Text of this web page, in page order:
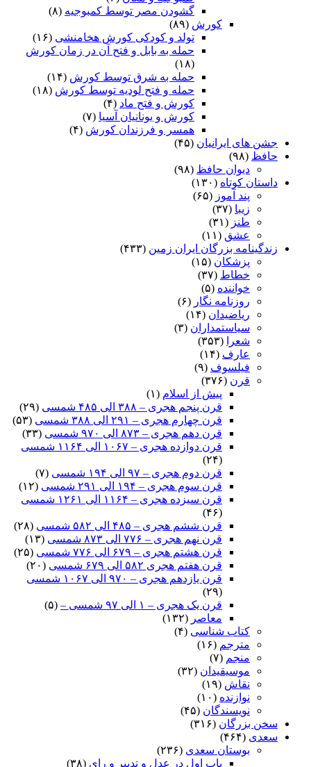
گشودن مصر توسط کمبوجیه (۸)
کورش (۸۹)
تولد و کودکی کورش هخامنشی (۱۶)
حمله به بابل و فتح آن در زمان کورش
(۱۸)
حمله به شرق توسط کورش (۱۴)
حمله و فتح لودیه توسط کورش (۱۸)
کورش و فتح ماد (۴)
کورش و یونانیان آسیا (۷)
همسر و فرزندان کورش (۴)
جشن های ایرانیان (۴۵)
حافظ (۹۸)
دیوان حافظ (۹۸)
داستان کوتاه (۱۳۰)
پند آموز (۶۵)
زیبا (۳۷)
طنز (۳۱)
عشق (۱۱)
زندگینامه بزرگان ایران زمین (۴۳۳)
پزشکان (۱۵)
خطاط (۳۷)
خواننده (۵)
روزنامه نگار (۶)
ریاضیدان (۱۴)
سیاستمداران (۳)
شعرا
(۳۵۳)
عارف (۱۴)
فیلسوف (۹)
قرن (۳۷۶)
پیش از اسلام (۱)
قرن پنجم هجری – ۳۸۸ الی ۴۸۵ شمسی
(۲۹)
قرن چهارم هجری – ۲۹۱ الی ۳۸۸ شمسی
(۵۳)
قرن دهم هجری – ۸۷۳ الی ۹۷۰ شمسی
(۳۳)
قرن دوازده هجری – ۱۰۶۷ الی ۱۱۶۴ شمسی
(۲۴)
قرن دوم هجری – ۹۷ الی ۱۹۴ شمسی
(۷)
قرن سوم هجری – ۱۹۴ الی ۲۹۱ شمسی
(۱۲)
قرن سیزده هجری – ۱۱۶۴ الی ۱۲۶۱ شمسی
(۴۶)
قرن ششم هجری – ۴۸۵ الی ۵۸۲ شمسی
(۲۸)
قرن نهم هجری – ۷۷۶ الی ۸۷۳ شمسی
(۱۳)
قرن هشتم هجری – ۶۷۹ الی ۷۷۶ شمسی
(۲۵)
قرن هفتم هجری ۵۸۲ الی ۶۷۹ شمسی
(۲۰)
قرن یازدهم هجری – ۹۷۰ الی ۱۰۶۷ شمسی
(۲۹)
قرن یک هجری – ۱ الی ۹۷ شمسی –
(۵)
معاصر (۱۳۲)
کتاب شناسی (۴)
مترجم (۱۶)
منجم (۷)
موسیقیدان (۳۲)
نقاش (۱۹)
نوازنده (۱۰)
نویسندگان (۴۵)
سخن بزرگان (۳۱۶)
سعدی (۴۶۴)
بوستان سعدی (۲۳۶)
باب اول در عدل و تدبیر و رای (۳۸)